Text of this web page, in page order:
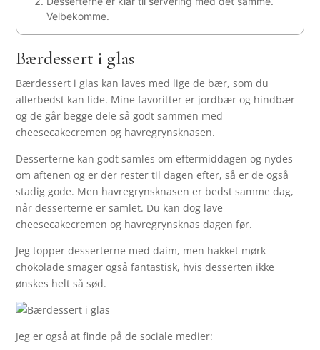
Velbekomme.
Bærdessert i glas
Bærdessert i glas kan laves med lige de bær, som du
allerbedst kan lide. Mine favoritter er jordbær og hindbær
og de går begge dele så godt sammen med
cheesecakecremen og havregrynsknasen.
Desserterne kan godt samles om eftermiddagen og nydes
om aftenen og er der rester til dagen efter, så er de også
stadig gode. Men havregrynsknasen er bedst samme dag,
når desserterne er samlet. Du kan dog lave
cheesecakecremen og havregrynsknas dagen før.
Jeg topper desserterne med daim, men hakket mørk
chokolade smager også fantastisk, hvis desserten ikke
ønskes helt så sød.
Jeg er også at finde på de sociale medier: